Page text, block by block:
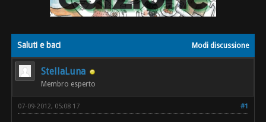
Modi discussione
Saluti e baci
StellaLuna
Membro esperto
#1
07-09-2012, 05:08 17